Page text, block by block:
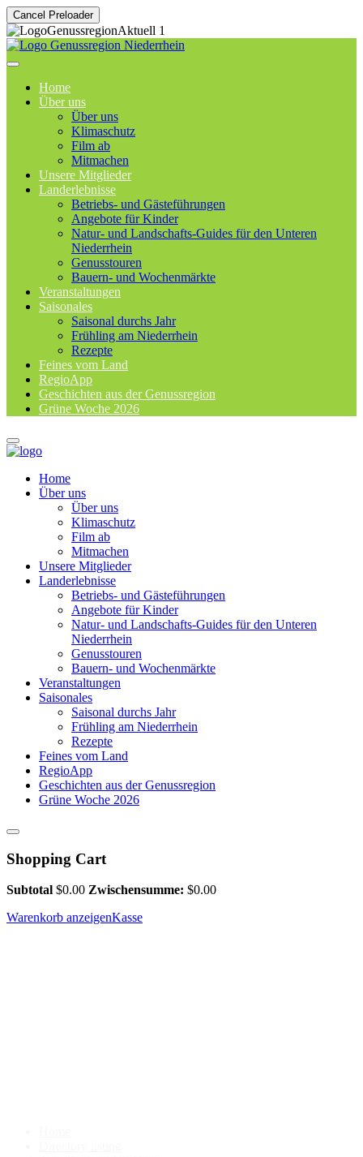
Cancel Preloader
Home
Über uns
Über uns
Klimaschutz
Film ab
Mitmachen
Unsere Mitglieder
Landerlebnisse
Betriebs- und Gästeführungen
Angebote für Kinder
Natur- und Landschafts-Guides für den Unteren
Niederrhein
Genusstouren
Bauern- und Wochenmärkte
Veranstaltungen
Saisonales
Saisonal durchs Jahr
Frühling am Niederrhein
Rezepte
Feines vom Land
RegioApp
Geschichten aus der Genussregion
Grüne Woche 2026
Home
Über uns
Über uns
Klimaschutz
Film ab
Mitmachen
Unsere Mitglieder
Landerlebnisse
Betriebs- und Gästeführungen
Angebote für Kinder
Natur- und Landschafts-Guides für den Unteren
Niederrhein
Genusstouren
Bauern- und Wochenmärkte
Veranstaltungen
Saisonales
Saisonal durchs Jahr
Frühling am Niederrhein
Rezepte
Feines vom Land
RegioApp
Geschichten aus der Genussregion
Grüne Woche 2026
Shopping Cart
Subtotal $0.00 Zwischensumme: $0.00
Warenkorb anzeigenKasse